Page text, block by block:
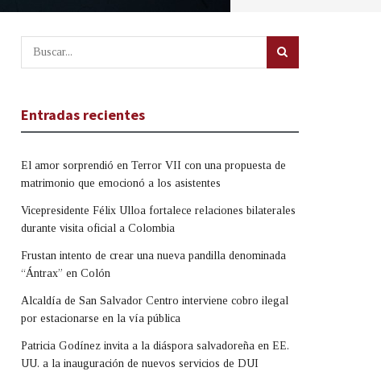
Entradas recientes
El amor sorprendió en Terror VII con una propuesta de
matrimonio que emocionó a los asistentes
Vicepresidente Félix Ulloa fortalece relaciones bilaterales
durante visita oficial a Colombia
Frustan intento de crear una nueva pandilla denominada
“Ántrax” en Colón
Alcaldía de San Salvador Centro interviene cobro ilegal
por estacionarse en la vía pública
Patricia Godínez invita a la diáspora salvadoreña en EE.
UU. a la inauguración de nuevos servicios de DUI